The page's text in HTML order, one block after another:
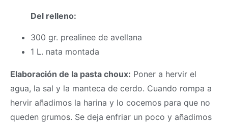
Del relleno:
300 gr. prealinee de avellana
1 L. nata montada
Elaboración de la pasta choux: Poner a hervir el
agua, la sal y la manteca de cerdo. Cuando rompa a
hervir añadimos la harina y lo cocemos para que no
queden grumos. Se deja enfriar un poco y añadimos